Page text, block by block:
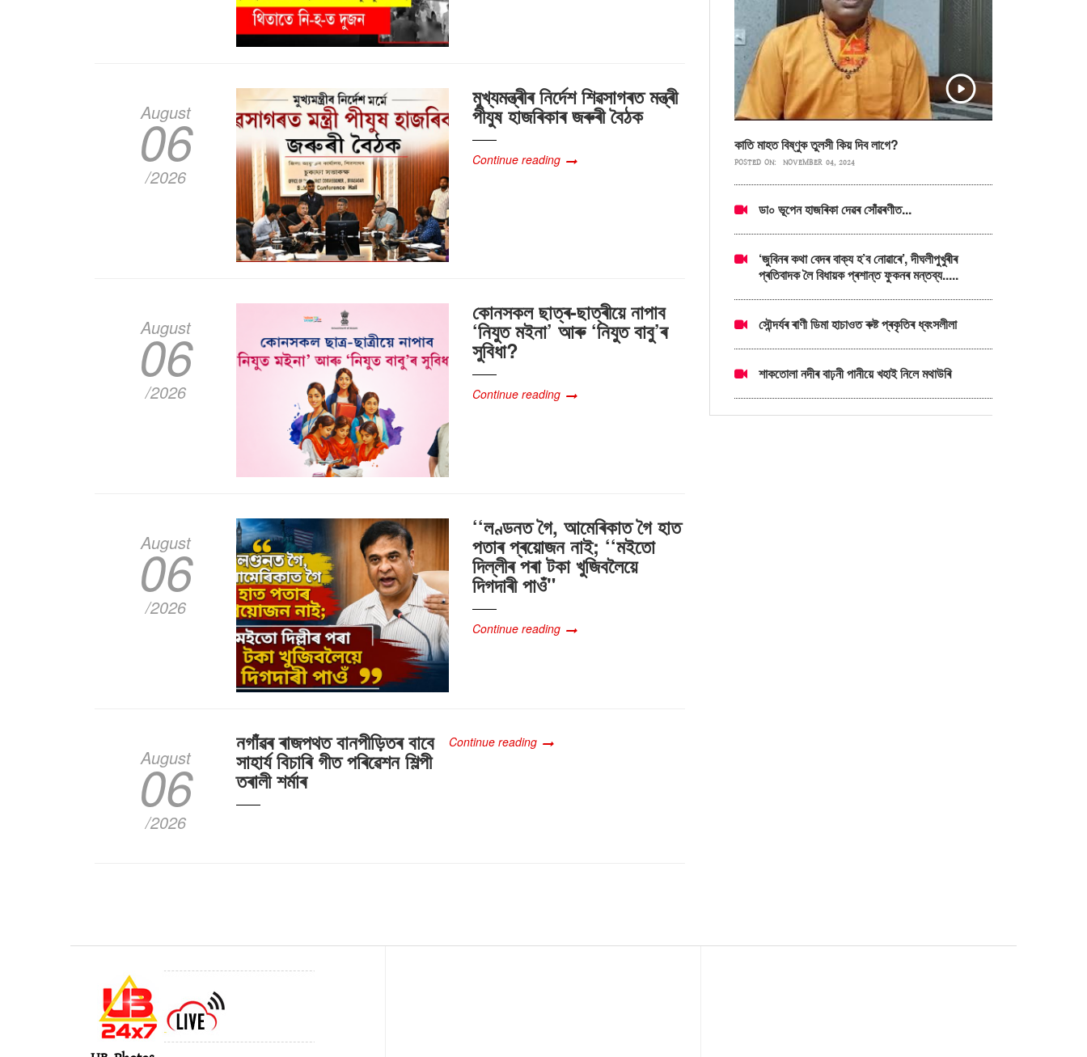
August
06
/2026
মুখ্যমন্ত্ৰীৰ নিৰ্দেশ শিৱসাগৰত মন্ত্ৰী
পীযুষ হাজৰিকাৰ জৰুৰী বৈঠক
Continue reading
August
06
/2026
কোনসকল ছাত্ৰ-ছাত্ৰীয়ে নাপাব
‘নিযুত মইনা’ আৰু ‘নিযুত বাবু’ৰ
সুবিধা?
Continue reading
August
06
/2026
‘‘লণ্ডনত গৈ, আমেৰিকাত গৈ হাত
পতাৰ প্ৰয়োজন নাই; ‘‘মইতো
দিল্লীৰ পৰা টকা খুজিবলৈয়ে
দিগদাৰী পাওঁ"
Continue reading
August
06
/2026
নগাঁৱৰ ৰাজপথত বানপীড়িতৰ বাবে
সাহাৰ্য বিচাৰি গীত পৰিৱেশন শিল্পী
তৰালী শৰ্মাৰ
Continue reading
কাতি মাহত বিষ্ণুক তুলসী কিয় দিব লাগে?
POSTED ON: NOVEMBER 04, 2024
ডা০ ভূপেন হাজৰিকা দেৱৰ সোঁৱৰণীত...
‘জুবিনৰ কথা বেদৰ বাক্য হ’ব নোৱাৰে’, দীঘলীপুখুৰীৰ
প্ৰতিবাদক লৈ বিধায়ক প্ৰশান্ত ফুকনৰ মন্তব্য.....
সৌন্দৰ্যৰ ৰাণী ডিমা হাচাওত ৰুষ্ট প্ৰকৃতিৰ ধ্বংসলীলা
শাকতোলা নদীৰ বাঢ়নী পানীয়ে খহাই নিলে মথাউৰি